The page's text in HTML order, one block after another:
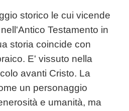
storico le cui vicende
Testamento in
storia coincide con
E' vissuto nella
avanti Cristo. La
un personaggio
e umanità, ma